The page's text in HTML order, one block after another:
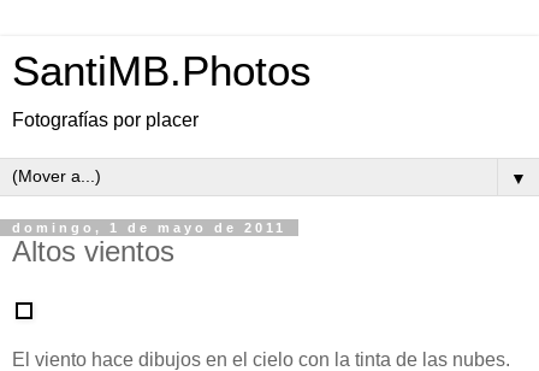
SantiMB.Photos
Fotografías por placer
▼
domingo, 1 de mayo de 2011
Altos vientos
El viento hace dibujos en el cielo con la tinta de las nubes.